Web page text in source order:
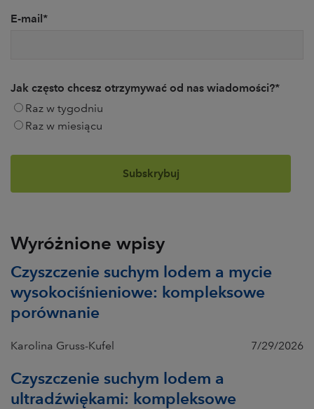
E-mail *
Jak często chcesz otrzymywać od nas wiadomości?*
Raz w tygodniu
Raz w miesiącu
Wyróżnione wpisy
Czyszczenie suchym lodem a mycie
wysokociśnieniowe: kompleksowe
porównanie
Karolina Gruss-Kufel 7/29/2026
Czyszczenie suchym lodem a
ultradźwiękami: kompleksowe